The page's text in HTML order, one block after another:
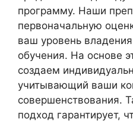
программу. Наши
первоначальную
ваш уровень
обучения. На основе
создаем
учитывающий ваши
совершенствования.
подход гарантирует,